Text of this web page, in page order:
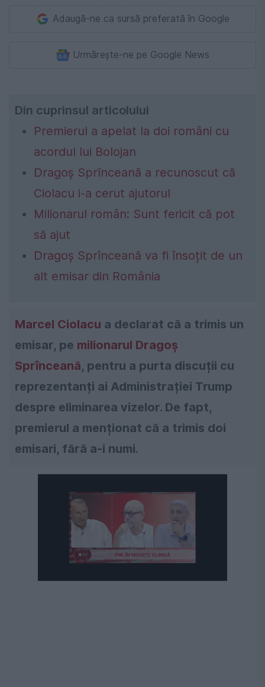
Adaugă-ne ca sursă preferată în Google
Urmărește-ne pe Google News
Din cuprinsul articolului
Premierul a apelat la doi români cu
acordul lui Bolojan
Dragoș Sprînceană a recunoscut că
Ciolacu i-a cerut ajutorul
Milionarul român: Sunt fericit că pot
să ajut
Dragoș Sprînceană va fi însoțit de un
alt emisar din România
Marcel Ciolacu a declarat că a trimis un
emisar, pe milionarul Dragoș
Sprînceană, pentru a purta discuții cu
reprezentanți ai Administrației Trump
despre eliminarea vizelor. De fapt,
premierul a menționat că a trimis doi
emisari, fără a-i numi.